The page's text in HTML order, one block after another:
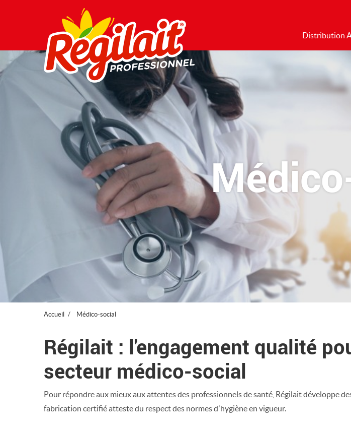
Distribution
Accueil Médico-social
Régilait : l'engagement qualité
secteur médico-social
Pour répondre aux mieux aux attentes des professionnels de santé, Régilait développe
fabrication certifié atteste du respect des normes d'hygiène en vigueur.